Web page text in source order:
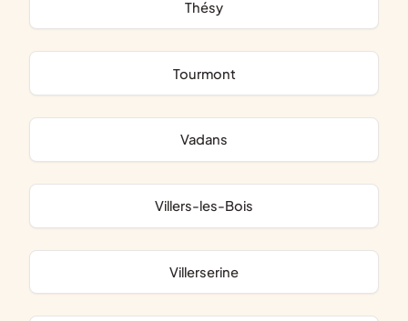
Thésy
Tourmont
Vadans
Villers-les-Bois
Villerserine